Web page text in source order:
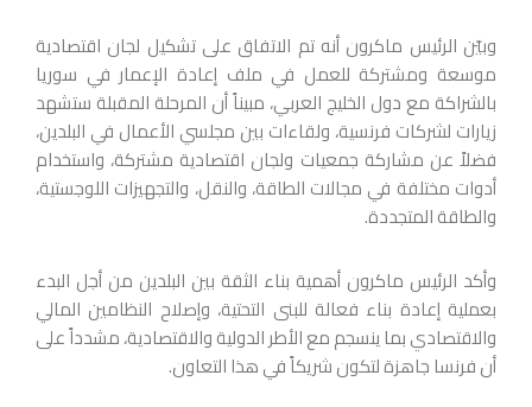
وبيّن الرئيس ماكرون أنه تم الاتفاق على تشكيل لجان اقتصادية
موسعة ومشتركة للعمل في ملف إعادة الإعمار في سوريا
بالشراكة مع دول الخليج العربي، مبيناً أن المرحلة المقبلة ستشهد
زيارات لشركات فرنسية، ولقاءات بين مجلسي الأعمال في البلدين،
فضلاً عن مشاركة جمعيات ولجان اقتصادية مشتركة، واستخدام
أدوات مختلفة في مجالات الطاقة، والنقل، والتجهيزات اللوجستية،
والطاقة المتجددة.
وأكد الرئيس ماكرون أهمية بناء الثقة بين البلدين من أجل البدء
بعملية إعادة بناء فعالة للبنى التحتية، وإصلاح النظامين المالي
والاقتصادي بما ينسجم مع الأطر الدولية والاقتصادية، مشدداً على
أن فرنسا جاهزة لتكون شريكاً في هذا التعاون.